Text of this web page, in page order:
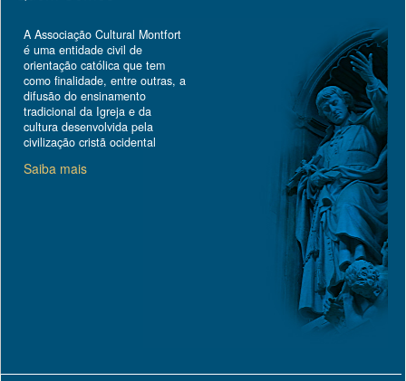
A Associação Cultural Montfort
é uma entidade civil de
orientação católica que tem
como finalidade, entre outras, a
difusão do ensinamento
tradicional da Igreja e da
cultura desenvolvida pela
civilização cristã ocidental
Saiba mais